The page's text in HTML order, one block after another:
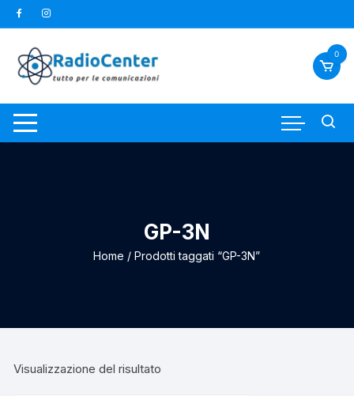
al
contenuto
0
GP-3N
Home / Prodotti taggati “GP-3N”
Visualizzazione del risultato